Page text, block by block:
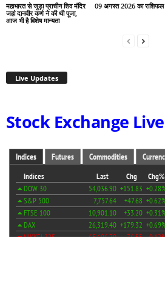
महाभारत से जुड़ा प्राचीन शिव मंदिर
जहां दानवीर कर्ण ने की थी पूजा,
आज भी है विशेष मान्यता
09 अगस्त 2026 का राशिफल
Live Updates
Stock Exchange Live